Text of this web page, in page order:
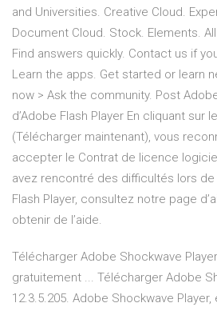
and Universities. Creative Cloud.
Document Cloud. Stock. Elements.
Find answers quickly. Contact us if
Learn the apps. Get started or learn
now > Ask the community. Post
d’Adobe Flash Player En cliquant sur
(Télécharger maintenant), vous
accepter le Contrat de licence
avez rencontré des difficultés lors de
Flash Player, consultez notre page
obtenir de l’aide.
Télécharger Adobe Shockwave
gratuitement ... Télécharger Adobe
12.3.5.205. Adobe Shockwave